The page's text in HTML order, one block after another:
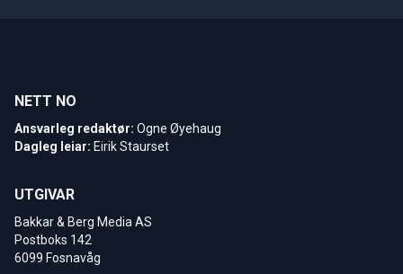
NETT NO
Ansvarleg redaktør: Ogne Øyehaug
Dagleg leiar: Eirik Staurset
UTGIVAR
Bakkar & Berg Media AS
Postboks 142
6099 Fosnavåg